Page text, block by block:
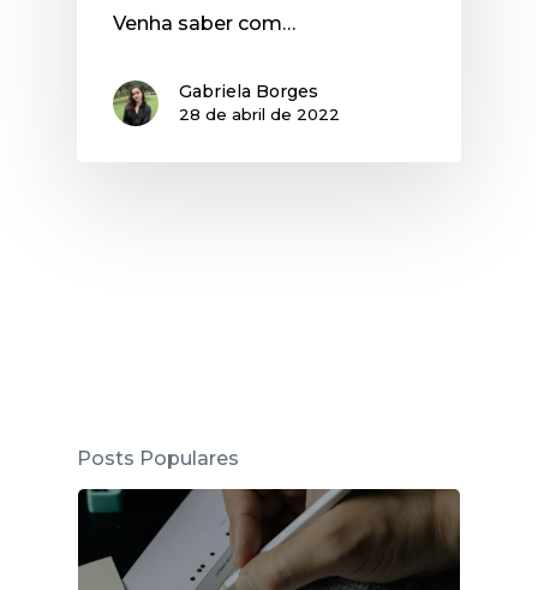
Venha saber com…
Gabriela Borges
28 de abril de 2022
Posts Populares